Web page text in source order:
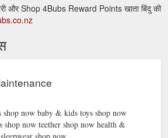
और Shop 4Bubs Reward Points खाता बिंदु की
shop now baby & kids toys shop now
shop now teether shop now health &